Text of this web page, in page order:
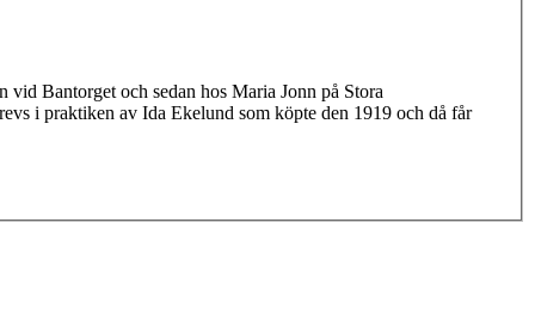
Bantorget och sedan hos Maria Jonn på Stora
i praktiken av Ida Ekelund som köpte den 1919 och då får